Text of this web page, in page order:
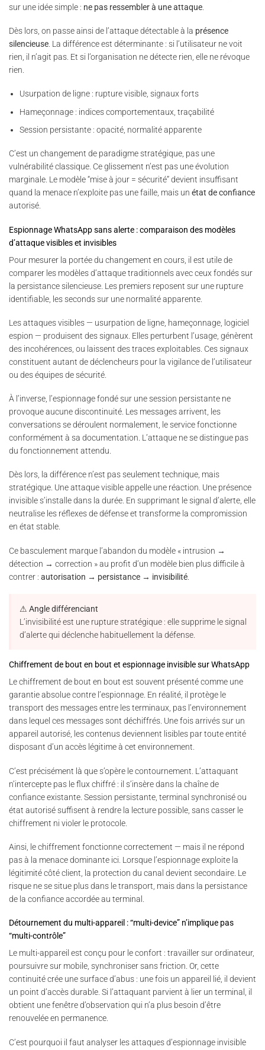
sur une idée simple : ne pas ressembler à une attaque
Dès lors, on passe ainsi de l’attaque détectable à la présence
silencieuse . La différence est déterminante : si l’utilisateur ne voit
rien, il n’agit pas. Et si l’organisation ne détecte rien, elle ne révoque
rien.
Usurpation de ligne : rupture visible, signaux forts
Hameçonnage : indices comportementaux, traçabilité
Session persistante : opacité, normalité apparente
C’est un changement de paradigme stratégique, pas une
vulnérabilité classique. Ce glissement n’est pas une évolution
marginale. Le modèle “mise à jour = sécurité” devient insuffisant
quand la menace n’exploite pas une faille, mais un état de confiance
autorisé.
Espionnage WhatsApp sans alerte : comparaison des modèles
d’attaque visibles et invisibles
Pour mesurer la portée du changement en cours, il est utile de
comparer les modèles d’attaque traditionnels avec ceux fondés sur
la persistance silencieuse. Les premiers reposent sur une rupture
identifiable, les seconds sur une normalité apparente.
Les attaques visibles — usurpation de ligne, hameçonnage, logiciel
espion — produisent des signaux. Elles perturbent l’usage, génèrent
des incohérences, ou laissent des traces exploitables. Ces signaux
constituent autant de déclencheurs pour la vigilance de l’utilisateur
ou des équipes de sécurité.
À l’inverse, l’espionnage fondé sur une session persistante ne
provoque aucune discontinuité. Les messages arrivent, les
conversations se déroulent normalement, le service fonctionne
conformément à sa documentation. L’attaque ne se distingue pas
du fonctionnement attendu.
Dès lors, la différence n’est pas seulement technique, mais
stratégique. Une attaque visible appelle une réaction. Une présence
invisible s’installe dans la durée. En supprimant le signal d’alerte, elle
neutralise les réflexes de défense et transforme la compromission
en état stable.
Ce basculement marque l’abandon du modèle « intrusion →
détection → correction » au profit d’un modèle bien plus difficile à
contrer : autorisation → persistance → invisibilité
⚠ Angle différenciant
L’invisibilité est une rupture stratégique : elle supprime le signal
d’alerte qui déclenche habituellement la défense.
Chiffrement de bout en bout et espionnage invisible sur WhatsApp
Le chiffrement de bout en bout est souvent présenté comme une
garantie absolue contre l’espionnage. En réalité, il protège le
transport des messages entre les terminaux, pas l’environnement
dans lequel ces messages sont déchiffrés. Une fois arrivés sur un
appareil autorisé, les contenus deviennent lisibles par toute entité
disposant d’un accès légitime à cet environnement.
C’est précisément là que s’opère le contournement. L’attaquant
n’intercepte pas le flux chiffré : il s’insère dans la chaîne de
confiance existante. Session persistante, terminal synchronisé ou
état autorisé suffisent à rendre la lecture possible, sans casser le
chiffrement ni violer le protocole.
Ainsi, le chiffrement fonctionne correctement — mais il ne répond
pas à la menace dominante ici. Lorsque l’espionnage exploite la
légitimité côté client, la protection du canal devient secondaire. Le
risque ne se situe plus dans le transport, mais dans la persistance
de la confiance accordée au terminal.
Détournement du multi-appareil : “multi-device” n’implique pas
“multi-contrôle”
Le multi-appareil est conçu pour le confort : travailler sur ordinateur,
poursuivre sur mobile, synchroniser sans friction. Or, cette
continuité crée une surface d’abus : une fois un appareil lié, il devient
un point d’accès durable. Si l’attaquant parvient à lier un terminal, il
obtient une fenêtre d’observation qui n’a plus besoin d’être
renouvelée en permanence.
C’est pourquoi il faut analyser les attaques d’espionnage invisible